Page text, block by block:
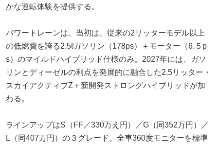
かな運転体験を提供する。
パワートレーンは、当初は、従来の2リッターモデル以上
の低燃費を誇る2.5ℓガソリン（178ps）＋モーター（6.５p
s）のマイルドハイブリッド仕様のみ。2027年には、ガソ
リンとディーゼルの利点を発展的に融合した2.5リッター・
スカイアクティブZ＋新開発ストロングハイブリッドが加
わる。
ラインアップはS（FF／330万え円）／G（同352万円）／
L（同407万円）の３グレード。全車360度モニターを標準